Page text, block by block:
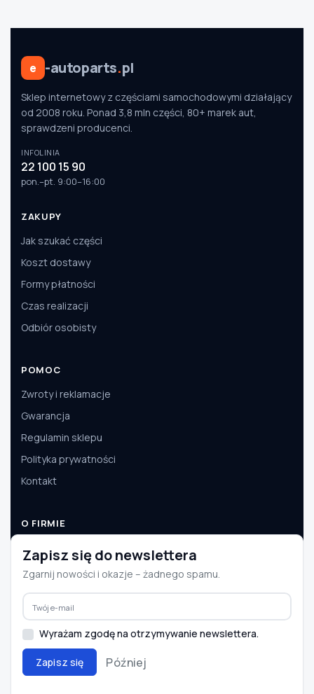
e -autoparts.pl
Sklep internetowy z częściami samochodowymi działający
od 2008 roku. Ponad 3,8 mln części, 80+ marek aut,
sprawdzeni producenci.
INFOLINIA
22 100 15 90
pon.–pt. 9:00–16:00
ZAKUPY
Jak szukać części
Koszt dostawy
Formy płatności
Czas realizacji
Odbiór osobisty
POMOC
Zwroty i reklamacje
Gwarancja
Regulamin sklepu
Polityka prywatności
Kontakt
O FIRMIE
O nas
Dane firmy
Aktualności
Współpraca B2B
© 2008–2026 e-autoparts.pl · Wszelkie prawa zastrzeżone
Zapisz się do newslettera
Zgarnij nowości i okazje – żadnego spamu.
Wyrażam zgodę na otrzymywanie newslettera.
Zapisz się Później